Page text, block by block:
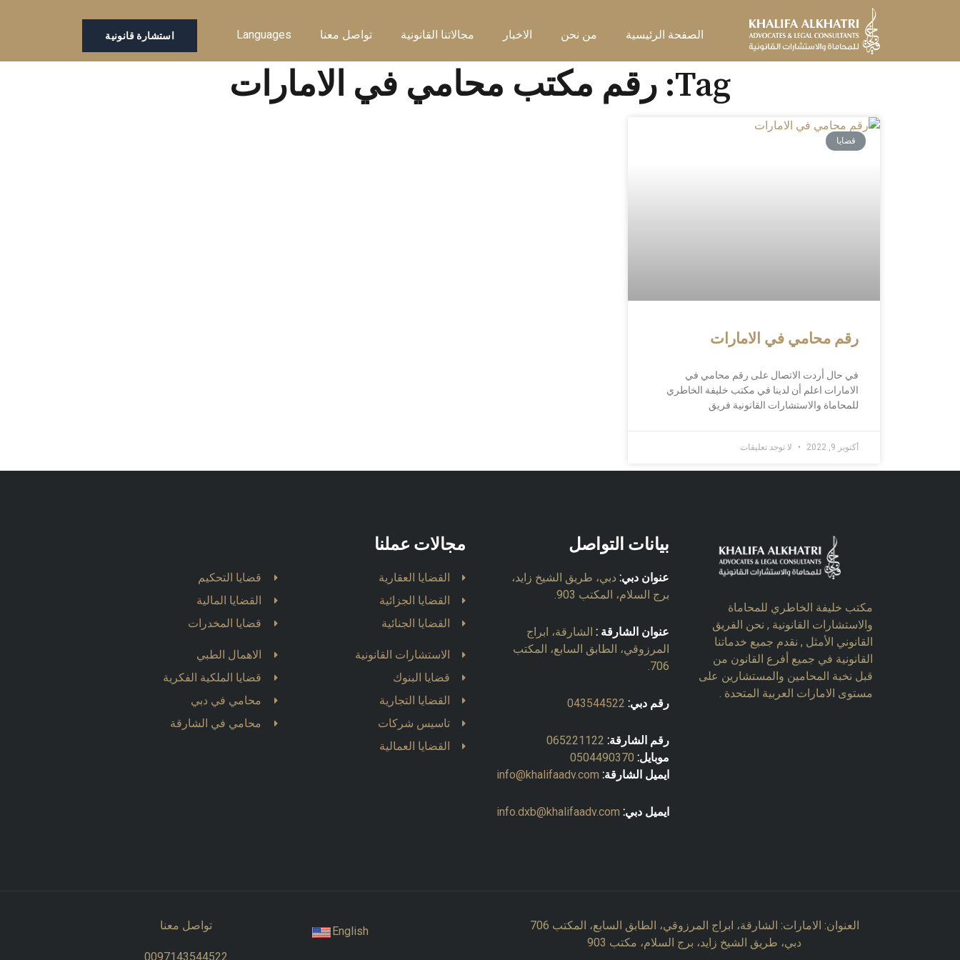
الصفحة الرئيسية من نحن الاخبار مجالاتنا القانونية تواصل معنا Languages استشارة قانونية
Tag: رقم مكتب محامي في الامارات
قضايا
رقم محامي في الامارات
في حال أردت الاتصال على رقم محامي في
الامارات اعلم أن لدينا في مكتب خليفة الخاطري
للمحاماة والاستشارات القانونية فريق
أكتوبر 9, 2022 لا توجد تعليقات
مكتب خليفة الخاطري للمحاماة
والاستشارات القانونية , نحن الفريق
القانوني الأمثل , نقدم جميع خدماتنا
القانونية في جميع أفرع القانون من
قبل نخبة المحامين والمستشارين على
مستوى الامارات العربية المتحدة .
بيانات التواصل
عنوان دبي: دبي، طريق الشيخ زايد،
برج السلام، المكتب 903.
عنوان الشارقة : الشارقة، ابراج
المرزوقي، الطابق السابع، المكتب
706.
رقم دبي: 043544522
رقم الشارقة: 065221122
موبايل: 0504490370
ايميل الشارقة: info@khalifaadv.com
ايميل دبي: info.dxb@khalifaadv.com
مجالات عملنا
القضايا العقارية
القضايا الجزائية
القضايا الجنائية
الاستشارات القانونية
قضايا البنوك
القضايا التجارية
تاسيس شركات
القضايا العمالية
قضايا التحكيم
القضايا المالية
قضايا المخدرات
الاهمال الطبي
قضايا الملكية الفكرية
محامي في دبي
محامي في الشارقة
العنوان: الامارات: الشارقة، ابراج المرزوقي، الطابق السابع، المكتب 706
دبي، طريق الشيخ زايد، برج السلام، مكتب 903
English تواصل معنا
0097143544522​​